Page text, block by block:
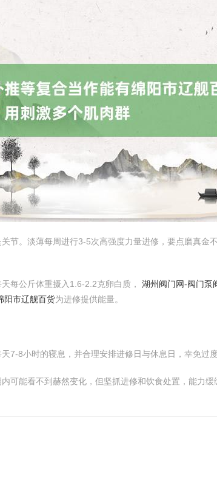
节。淡薄每周进行3-5次高强度力量进修，要点磨真金
每公斤体重摄入1.6-2.2克卵白质， 湖州阀门网-阀门泵
阳市辽舰百货为进修提供能量。
7-8小时的寝息，并合理安排进修日与休息日，幸免过度
可能看不到赫然变化，但坚抓进修和饮食处置，能力